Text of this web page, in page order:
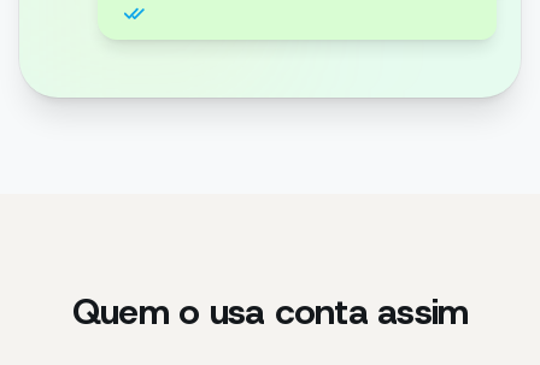
te um código de desconto de 10% para
a próxima 😊
Quem o usa conta assim